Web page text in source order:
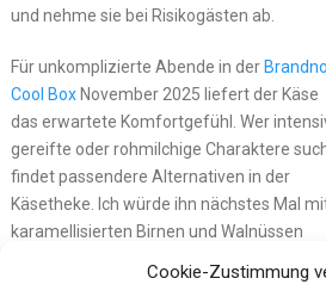
und nehme sie bei Risikogästen ab.
Für unkomplizierte Abende in der
Cool BoxNovember 2025 liefert der Käse
das erwartete Komfortgefühl. Wer
gereifte oder rohmilchige Charaktere
findet passendere Alternativen in der
Käsetheke. Ich würde ihn nächstes Mal
karamellisierten Birnen und Walnüssen
geben dem Käse eine prägnante, feine
Cookie-Zustimmung